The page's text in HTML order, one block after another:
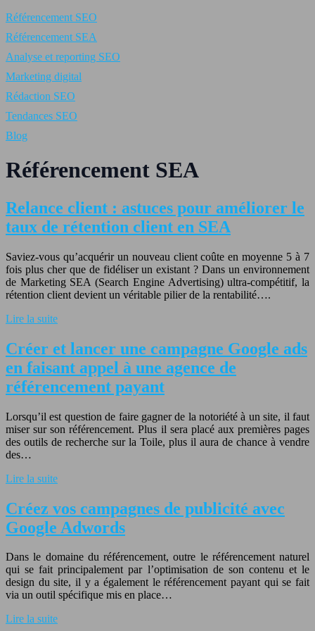
Référencement SEO
Référencement SEA
Analyse et reporting SEO
Marketing digital
Rédaction SEO
Tendances SEO
Blog
Référencement SEA
Relance client : astuces pour améliorer le
taux de rétention client en SEA
Saviez-vous qu’acquérir un nouveau client coûte en moyenne 5 à 7
fois plus cher que de fidéliser un existant ? Dans un environnement
de Marketing SEA (Search Engine Advertising) ultra-compétitif, la
rétention client devient un véritable pilier de la rentabilité….
Lire la suite
Créer et lancer une campagne Google ads
en faisant appel à une agence de
référencement payant
Lorsqu’il est question de faire gagner de la notoriété à un site, il faut
miser sur son référencement. Plus il sera placé aux premières pages
des outils de recherche sur la Toile, plus il aura de chance à vendre
des…
Lire la suite
Créez vos campagnes de publicité avec
Google Adwords
Dans le domaine du référencement, outre le référencement naturel
qui se fait principalement par l’optimisation de son contenu et le
design du site, il y a également le référencement payant qui se fait
via un outil spécifique mis en place…
Lire la suite